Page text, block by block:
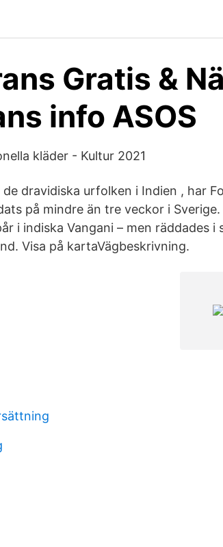
Gratis &
info ASOS
kläder - Kultur 2021
dravidiska urfolken i Indien , har
på mindre än tre veckor i
i indiska Vangani – men räddades i
Visa på kartaVägbeskrivning.